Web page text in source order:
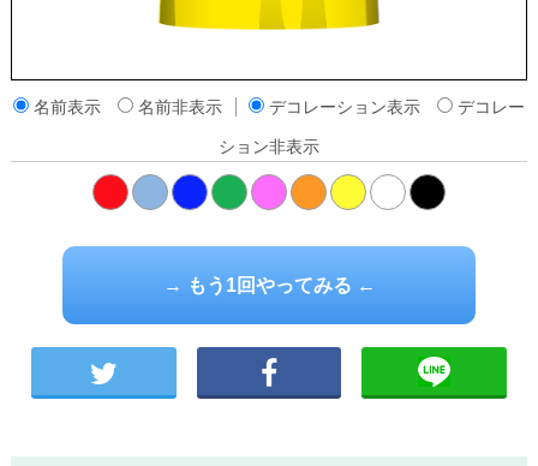
名前表示 名前非表示 デコレーション表示 デコレー
ション非表示
→ もう1回やってみる ←